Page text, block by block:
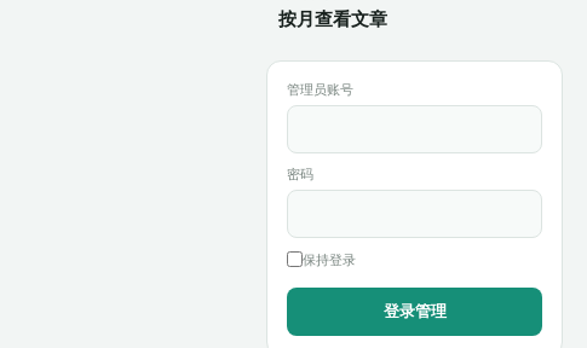
按月查看文章
管理员账号
密码
保持登录